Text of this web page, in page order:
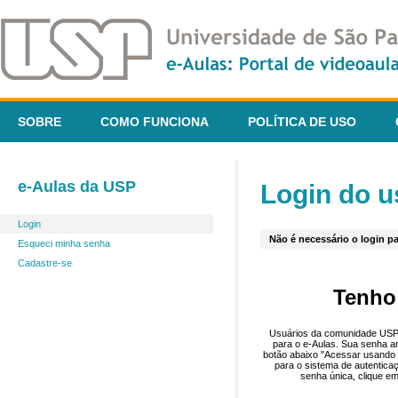
SOBRE COMO FUNCIONA POLÍTICA DE USO
e-Aulas da USP
Login
Esqueci minha senha
Cadastre-se
Login do
Não é necessário o login
Usuários da comunidade
para o e-Aulas. Sua senha
botão abaixo "Acessar
para o sistema de
senha única, clique